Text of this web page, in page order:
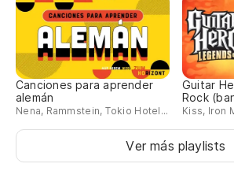
Canciones para aprender
alemán
Nena, Rammstein, Tokio Hotel...
Guitar
Rock
Kiss, Iron
Ver más playlists